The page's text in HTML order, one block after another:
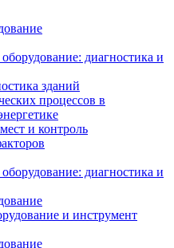
диагностика и
зданий
процессов в
и контроль
диагностика и
и инструмент